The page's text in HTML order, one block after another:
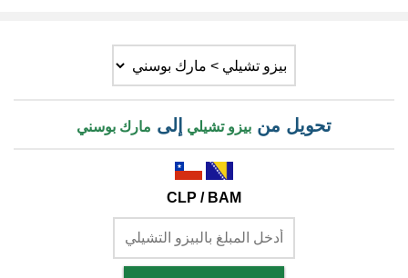
تحويل من بيزو تشيلي إلى مارك بوسني
CLP / BAM